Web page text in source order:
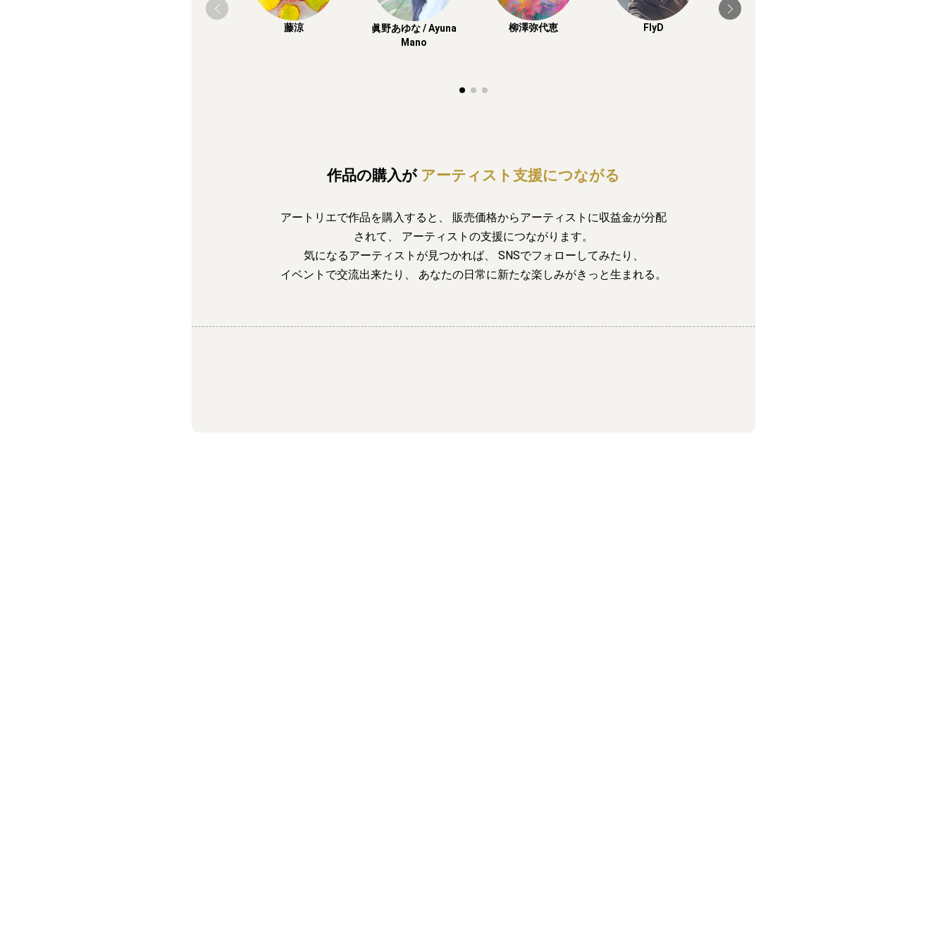
藤涼
眞野あゆな / Ayuna
Mano
柳澤弥代恵 FlyD
作品の購入が アーティスト支援につながる
アートリエで作品を購入すると、
販売価格からアーティストに収益金が分配
されて、
アーティストの支援につながります。
気になるアーティストが見つかれば、
SNSでフォローしてみたり、
イベントで交流出来たり、
あなたの日常に新たな楽しみがきっと生まれる。